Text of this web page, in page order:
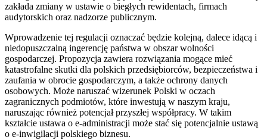
zakłada zmiany w ustawie o biegłych rewidentach, firmach
audytorskich oraz nadzorze publicznym.
Wprowadzenie tej regulacji oznaczać będzie kolejną, dalece idącą i
niedopuszczalną ingerencję państwa w obszar wolności
gospodarczej. Propozycja zawiera rozwiązania mogące mieć
katastrofalne skutki dla polskich przedsiębiorców, bezpieczeństwa i
zaufania w obrocie gospodarczym, a także ochrony danych
osobowych. Może naruszać wizerunek Polski w oczach
zagranicznych podmiotów, które inwestują w naszym kraju,
naruszając również potencjał przyszłej współpracy. W takim
kształcie ustawa o e-administracji może stać się potencjalnie ustawą
o e-inwigilacji polskiego biznesu.